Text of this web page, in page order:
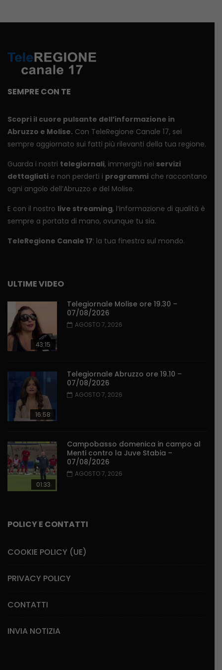
SEMPRE CON TE
Scopri il cuore pulsante dell’informazione in
Abruzzo e Molise. Con TeleRegione Canale 17, sei
sempre aggiornato sui fatti più rilevanti della tua regione.
Guarda i nostri telegiornali, immergiti nei servizi
dettagliati e non perderti i programmi che raccontano
ogni angolo dell’Abruzzo e del Molise.
E con il nostro live streaming, l’informazione di qualità è
sempre a portata di mano, ovunque tu sia.
TeleRegione Canale 17: la tua finestra sul mondo.
ULTIME VIDEO
43:15
Telegiornale Molise ore 19.30 –
07/08/2026
AGOSTO 7, 2026
16:58
Telegiornale Abruzzo ore 19.10 –
07/08/2026
AGOSTO 7, 2026
01:33
Campobasso domenica in campo al
Menti contro la Juve Stabia –
07/08/2026
AGOSTO 7, 2026
POLICY E CONTATTI
COOKIE POLICY (UE)
PRIVACY POLICY
CONTATTI
INVIA NOTIZIA